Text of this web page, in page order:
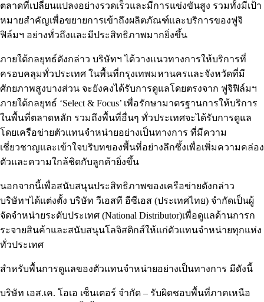
ตลาดที่เปลี่ยนแปลงอย่างรวดเร็วและมีการแข่งขันสูง รวมทั้งมีเป้า
หมายสำคัญเพื่อขยายการเข้าถึงผลิตภัณฑ์และบริการของฟูจิ
ฟิล์มฯ อย่างทั่วถึงและมีประสิทธิภาพมากยิ่งขึ้น
ภายใต้กลยุทธ์ดังกล่าว บริษัทฯ ได้วางแนวทางการให้บริการที่
ครอบคลุมทั่วประเทศ ในพื้นที่กรุงเทพมหานครและจังหวัดที่มี
ศักยภาพสูงบางส่วน จะยังคงได้รับการดูแลโดยตรงจาก ฟูจิฟิล์มฯ
ภายใต้กลยุทธ์ ‘Select & Focus’ เพื่อรักษามาตรฐานการให้บริการ
ในพื้นที่ตลาดหลัก รวมถึงพื้นที่อื่นๆ ทั่วประเทศจะได้รับการดูแล
โดยเครือข่ายตัวแทนจำหน่ายอย่างเป็นทางการ ที่มีความ
เชี่ยวชาญและเข้าใจบริบทของพื้นที่อย่างลึกซึ้งเพื่อเพิ่มความคล่อง
ตัวและความใกล้ชิดกับลูกค้ายิ่งขึ้น
นอกจากนี้เพื่อสนับสนุนประสิทธิภาพของเครือข่ายดังกล่าว
บริษัทฯได้แต่งตั้ง บริษัท วีเอสที อีซีเอส (ประเทศไทย) จำกัดเป็นผู้
จัดจำหน่ายระดับประเทศ (National Distributor)เพื่อดูแลด้านการก
ระจายสินค้าและสนับสนุนโลจิสติกส์ให้แก่ตัวแทนจำหน่ายทุกแห่ง
ทั่วประเทศ
สำหรับพื้นการดูแลของตัวแทนจำหน่ายอย่างเป็นทางการ มีดังนี้
บริษัท เอส.เค. โอเอ เซ็นเตอร์ จำกัด – รับผิดชอบพื้นที่ภาคเหนือ